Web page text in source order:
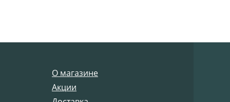
О магазине
Акции